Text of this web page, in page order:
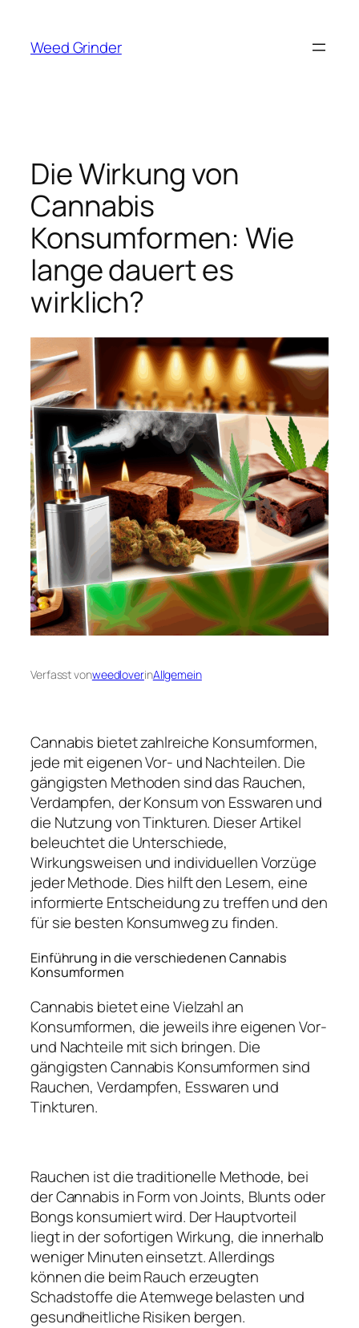
springen
Weed Grinder
Die Wirkung von
Cannabis
Konsumformen: Wie
lange dauert es
wirklich?
Verfasst vonweedloverinAllgemein
Cannabis bietet zahlreiche Konsumformen,
jede mit eigenen Vor- und Nachteilen. Die
gängigsten Methoden sind das Rauchen,
Verdampfen, der Konsum von Esswaren und
die Nutzung von Tinkturen. Dieser Artikel
beleuchtet die Unterschiede,
Wirkungsweisen und individuellen Vorzüge
jeder Methode. Dies hilft den Lesern, eine
informierte Entscheidung zu treffen und den
für sie besten Konsumweg zu finden.
Einführung in die verschiedenen Cannabis
Konsumformen
Cannabis bietet eine Vielzahl an
Konsumformen, die jeweils ihre eigenen Vor-
und Nachteile mit sich bringen. Die
gängigsten Cannabis Konsumformen sind
Rauchen, Verdampfen, Esswaren und
Tinkturen.
Rauchen ist die traditionelle Methode, bei
der Cannabis in Form von Joints, Blunts oder
Bongs konsumiert wird. Der Hauptvorteil
liegt in der sofortigen Wirkung, die innerhalb
weniger Minuten einsetzt. Allerdings
können die beim Rauch erzeugten
Schadstoffe die Atemwege belasten und
gesundheitliche Risiken bergen.